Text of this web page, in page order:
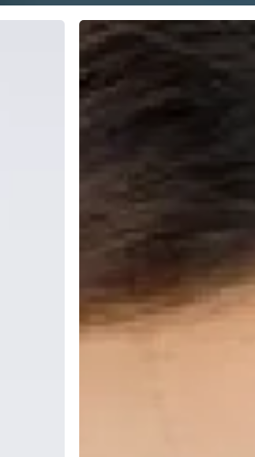
Diş
Tedavileri,
Büyükçekmece
Diş
ve
Tedavisi
Fiyatları